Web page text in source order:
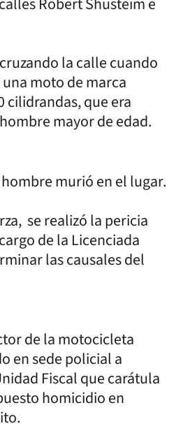
la calle cuando
moto de marca
cilidrandas, que era
mayor de edad.
murió en el lugar.
se realizó la pericia
de la Licenciada
las causales del
de la motocicleta
en sede policial a
Fiscal que carátula
homicidio en